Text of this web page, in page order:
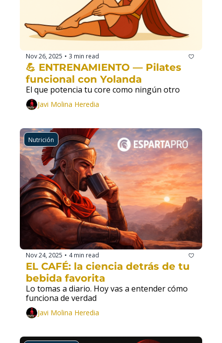
Nov 26, 2025 • 3 min read
💪 ENTRENAMIENTO — Pilates
funcional con Yolanda
El que potencia tu core como ningún otro
Javi Molina Heredia
Nutrición
Nov 24, 2025 • 4 min read
EL CAFÉ: la ciencia detrás de tu
bebida favorita
Lo tomas a diario. Hoy vas a entender cómo
funciona de verdad
Javi Molina Heredia